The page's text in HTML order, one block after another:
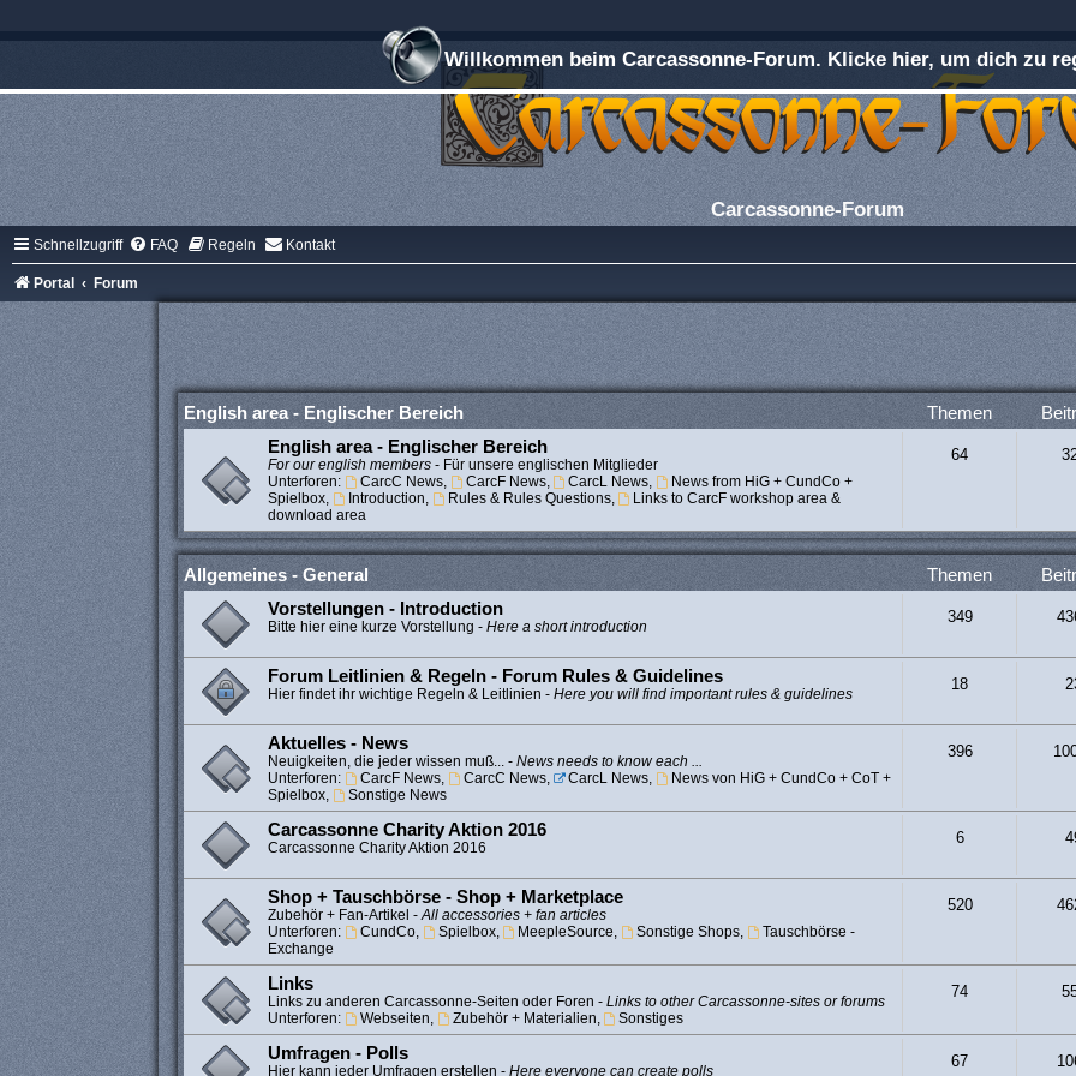
Willkommen beim Carcassonne-Forum. Klicke hier, um dich zu
Carcassonne-Forum
Schnellzugriff FAQ Regeln Kontakt
Portal Forum
English area - Englischer Bereich Themen
English area - Englischer Bereich
For our english members- Für unsere englischen Mitglieder
Unterforen:
CarcC News, CarcF News, CarcL News,
News from HiG + CundCo +
Spielbox, Introduction, Rules & Rules Questions,
Links to CarcF workshop area &
download area
64
Allgemeines - General Themen
Vorstellungen - Introduction
Bitte hier eine kurze Vorstellung - Here a short introduction
349
Forum Leitlinien & Regeln - Forum Rules & Guidelines
Hier findet ihr wichtige Regeln & Leitlinien - Here you will find important rules & guidelines
18
Aktuelles - News
Neuigkeiten, die jeder wissen muß... - News needs to know each ...
Unterforen:
CarcF News, CarcC News, CarcL News,
News von HiG + CundCo + CoT +
Spielbox, Sonstige News
396
Carcassonne Charity Aktion 2016
Carcassonne Charity Aktion 2016
6
Shop + Tauschbörse - Shop + Marketplace
Zubehör + Fan-Artikel -All accessories + fan articles
Unterforen:
CundCo, Spielbox, MeepleSource, Sonstige Shops,
Tauschbörse -
Exchange
520
Links
Links zu anderen Carcassonne-Seiten oder Foren - Links to other Carcassonne-sites or forums
Unterforen:
Webseiten, Zubehör + Materialien, Sonstiges
74
Umfragen - Polls
Hier kann jeder Umfragen erstellen - Here everyone can create polls
67